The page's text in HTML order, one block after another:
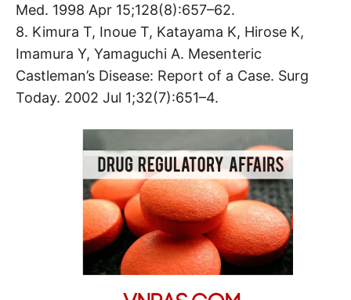
Med. 1998 Apr 15;128(8):657–62.
8. Kimura T, Inoue T, Katayama K, Hirose K,
Imamura Y, Yamaguchi A. Mesenteric
Castleman’s Disease: Report of a Case. Surg
Today. 2002 Jul 1;32(7):651–4.